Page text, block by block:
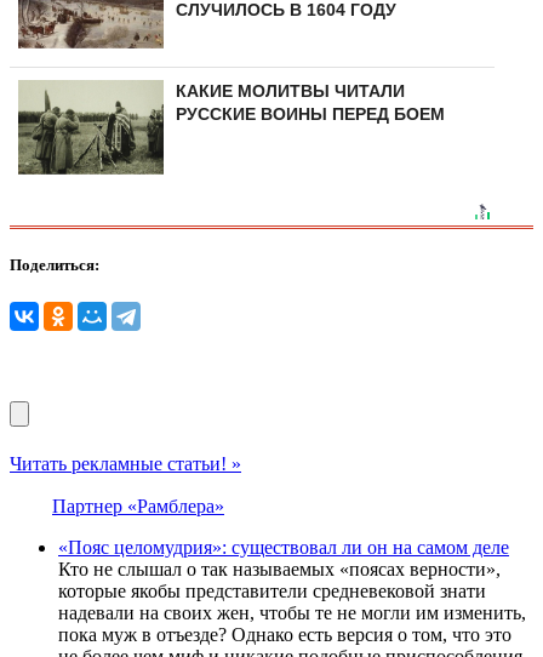
СЛУЧИЛОСЬ В 1604 ГОДУ
КАКИЕ МОЛИТВЫ ЧИТАЛИ
РУССКИЕ ВОИНЫ ПЕРЕД БОЕМ
Поделиться:
Читать рекламные статьи! »
Партнер «Рамблера»
«Пояс целомудрия»: cуществовал ли он на самом деле
Кто не слышал о так называемых «поясах верности»,
которые якобы представители средневековой знати
надевали на своих жен, чтобы те не могли им изменить,
пока муж в отъезде? Однако есть версия о том, что это